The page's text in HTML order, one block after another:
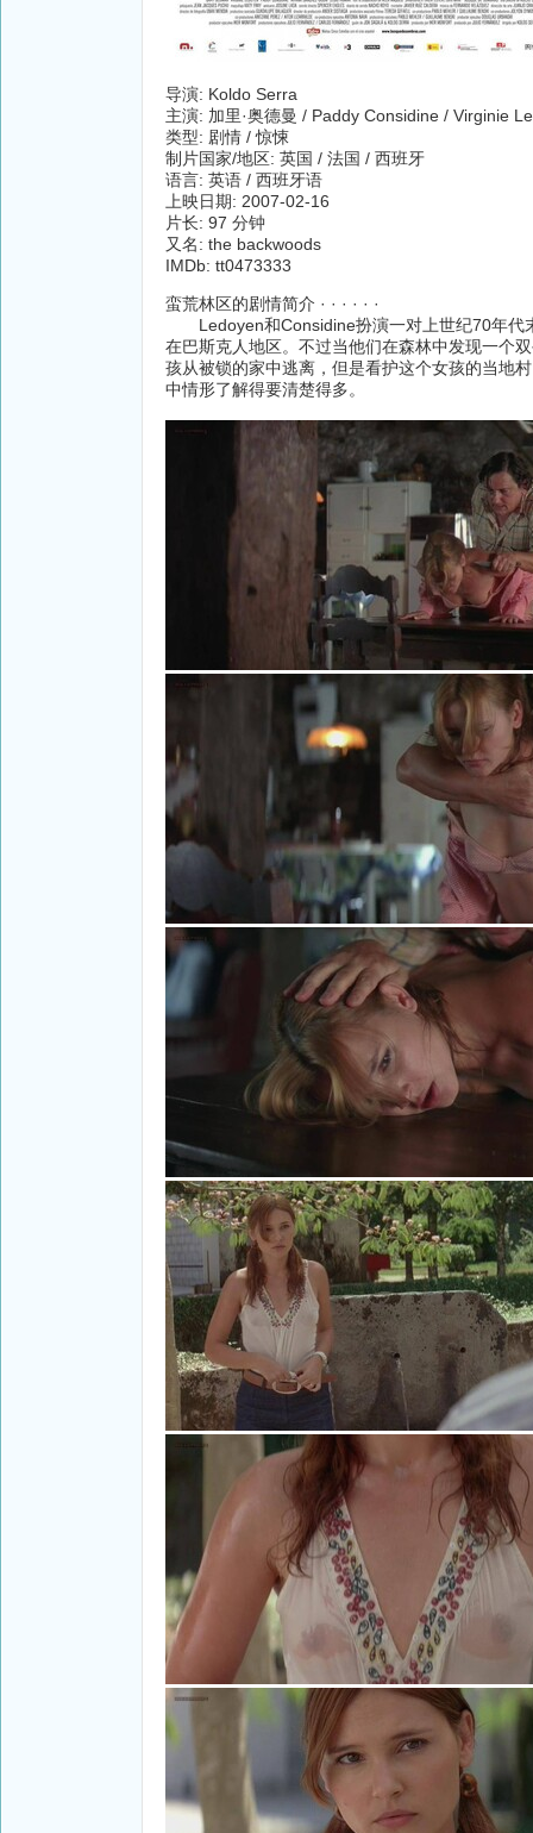
导演: Koldo Serra
主演: 加里·奥德曼 / Paddy Considine / Virginie
类型: 剧情 / 惊悚
制片国家/地区: 英国 / 法国 / 西班牙
语言: 英语 / 西班牙语
上映日期: 2007-02-16
片长: 97 分钟
又名: the backwoods
IMDb: tt0473333
蛮荒林区的剧情简介 · · · · · ·
Ledoyen和Considine扮演一对上世纪70年代
在巴斯克人地区。不过当他们在森林中发现一个
孩从被锁的家中逃离，但是看护这个女孩的当地
中情形了解得要清楚得多。